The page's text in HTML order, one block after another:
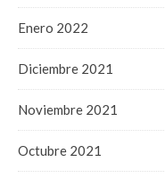
Enero 2022
Diciembre 2021
Noviembre 2021
Octubre 2021